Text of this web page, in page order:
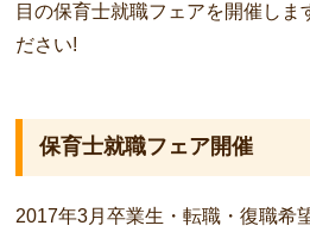
目の保育士就職フェアを開催し
ださい!
保育士就職フェア開催
2017年3月卒業生・転職・復職希